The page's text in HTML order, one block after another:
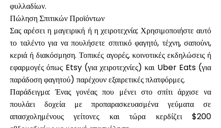
φυλλαδίων.
Πώληση Σπιτικών Προϊόντων
Σας αρέσει η μαγειρική ή η χειροτεχνία; Χρησιμοποιήστε αυτό
το ταλέντο για να πουλήσετε σπιτικό φαγητό, τέχνη, σαπούνι,
κεριά ή διακόσμηση. Τοπικές αγορές, κοινοτικές εκδηλώσεις ή
εφαρμογές όπως Etsy (για χειροτεχνίες) και Uber Eats (για
παράδοση φαγητού) παρέχουν εξαιρετικές πλατφόρμες.
Παράδειγμα: Ένας γονέας που μένει στο σπίτι άρχισε να
πουλάει δοχεία με προπαρασκευασμένα γεύματα σε
απασχολημένους γείτονες και τώρα κερδίζει $200